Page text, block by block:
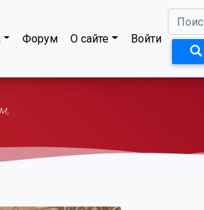
Форум О сайте Войти